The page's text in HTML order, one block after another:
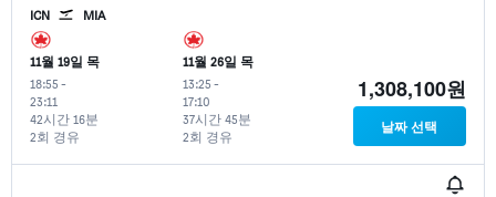
ICN MIA
11월 19일 목
18:55 -
23:11
2회 경유
42시간 16분
11월 26일 목
13:25 -
17:10
2회 경유
37시간 45분
1,308,100원
날짜 선택